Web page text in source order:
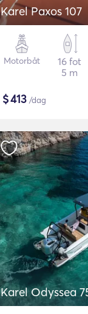
Karel Paxos 107
Motorbåt
16 fot
5 m
$413 /dag
Karel Odyssea